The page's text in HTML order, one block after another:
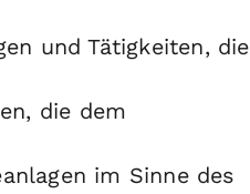
und Tätigkeiten, die
die dem
im Sinne des